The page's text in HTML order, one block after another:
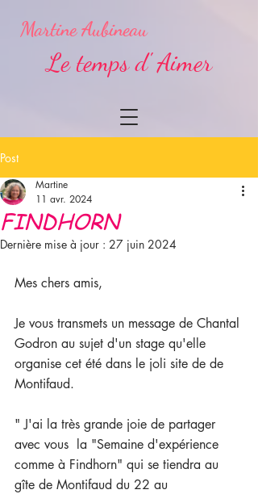
Martine Aubineau
Le temps d' Aimer
Post
FINDHORN
Martine
11 avr. 2024
Dernière mise à jour : 27 juin 2024
Mes chers amis,
Je vous transmets un message de Chantal
Godron au sujet d'un stage qu'elle
organise cet été dans le joli site de de
Montifaud.
" J'ai la très grande joie de partager
avec vous  la "Semaine d'expérience
comme à Findhorn" qui se tiendra au
gîte de Montifaud du 22 au